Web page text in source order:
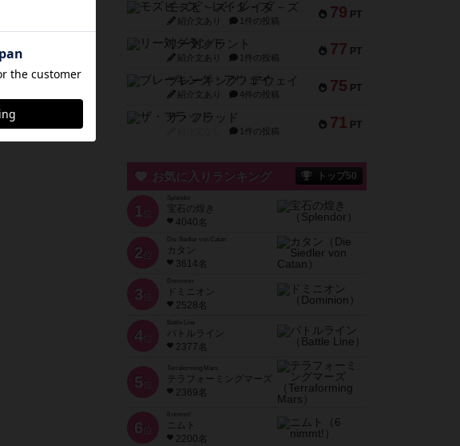
79 PT
モズビ－ズ・レイダ－ズ
紹介文あり 1件の投稿
77 PT
リー対グラント
紹介文あり 1件の投稿
75 PT
ブレーキング・アウェイ
紹介文あり 4件の投稿
71 PT
ザ・フラッド
1件の投稿
お気に入りランキング トップ50
1 位
宝石の煌き
4040名
2 位
Die Siedler von Catan
カタン
3614名
3 位
ドミニオン
2528名
4位
Battle Line
バトルライン
2377名
5 位
Terraforming Mars
テラフォーミングマーズ
2369名
6 位
ニムト
2200名